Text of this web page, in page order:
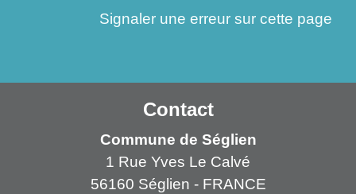
Signaler une erreur sur cette page
Contact
Commune de Séglien
1 Rue Yves Le Calvé
56160 Séglien - FRANCE